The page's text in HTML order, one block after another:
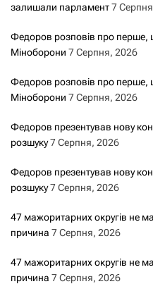
залишали парламент7
Федоров розповів про перше,
Міноборони 7 Серпня, 2026
Федоров розповів про перше,
Міноборони 7 Серпня, 2026
Федоров презентував нову
розшуку7 Серпня, 2026
Федоров презентував нову
розшуку7 Серпня, 2026
47 мажоритарних округів не
причина 7 Серпня, 2026
47 мажоритарних округів не
причина 7 Серпня, 2026